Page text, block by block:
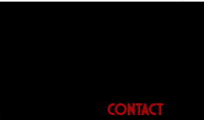
Contact